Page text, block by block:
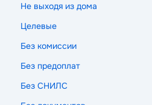
Не выходя из дома
Целевые
Без комиссии
Без предоплат
Без СНИЛС